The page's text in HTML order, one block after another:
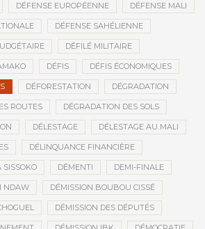
DÉFENSE EUROPÉENNE DÉFENSE MALI
DÉFENSE SAHÉLIENNE
DÉFILÉ MILITAIRE
DÉFIS DÉFIS ÉCONOMIQUES
DÉFORESTATION DÉGRADATION
ROUTES DÉGRADATION DES SOLS
DÉLESTAGE DÉLESTAGE AU MALI
DÉLINQUANCE FINANCIÈRE
DÉMENTI DEMI-FINALE
NDAW DÉMISSION BOUBOU CISSÉ
DÉMISSION DES DÉPUTÉS